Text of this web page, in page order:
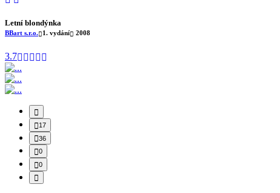
Letní blondýnka
BBart s.r.o. 1. vydání 2008
3.7
17
36
0
0